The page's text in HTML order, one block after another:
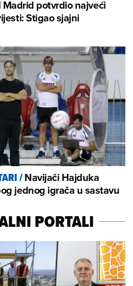
Madrid potvrdio najveći
Stigao sjajni
/Navijači Hajduka
jednog igrača u sastavu
PORTALI